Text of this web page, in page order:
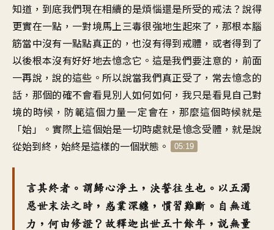
知道，到底我們現在相續的是煩惱還是所受的戒法？說得
更實在一點，一對境馬上三毒很強地生起來了，那根本腦
筋當中沒有一點點真正的，也沒有得到戒體，或者得到了
以後根本沒有好好地去憶念它。這是我們要注意的，前面
一再說，說的這些。所以說當我們真正受了，常去憶念的
話，那個的確不會看見別人如何如何，我只是看見自己對
境的時候，防範這個力量一定會在，那麼這個時候就是
「始」。實際上這個始是一切時處就是憶念受體，就是說
從始到終，始終是這樣的一個狀態。
05:19
言其終者。謂歸心淨土，決誓往生也。以五濁
惡世末法之時，惑業深纏，慣習難斷。自無道
力，何由修證？故釋迦出世五十餘年，說無量